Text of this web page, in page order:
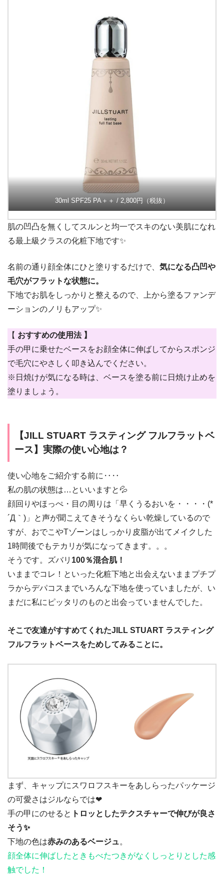
30ml SPF25 PA＋＋ / 2,800円（税抜）
肌の凹凸を無くしてスルンと均一でスキのない美肌になれ
る最上級クラスの化粧下地です✨
名前の通り顔全体にひと塗りするだけで、 気になる凸凹や
毛穴がフラットな状態に。
下地でお肌をしっかりと整えるので、上から塗るファンデ
ーションのノリもアップ✨
【 おすすめの使用法 】
手の甲に乗せたベースをお顔全体に伸ばしてからスポンジ
で毛穴にやさしく叩き込んでください。
※日焼けが気になる時は、ベースを塗る前に日焼け止めを
塗りましょう。
【JILL STUART ラスティング フルフラットベ
ース】実際の使い心地は？
使い心地をご紹介する前に‥‥
私の肌の状態は…といいますと💦
顔回りやほっぺ・目の周りは「早くうるおいを・・・・(*
´Д｀)」と声が聞こえてきそうなくらい乾燥しているので
すが、おでこやTゾーンはしっかり皮脂が出てメイクした
1時間後でもテカリが気になってきます。。。
そうです。ズバリ 100％混合肌！
いままでコレ！といった化粧下地と出会えないままプチプ
ラからデパコスまでいろんな下地を使っていましたが、い
まだに私にピッタリのものと出会っていませんでした。
そこで友達がすすめてくれたJILL STUART ラスティング
フルフラットベースをためしてみることに。
まず、キャップにスワロフスキーをあしらったパッケージ
の可愛さはジルならでは❤
手の甲にのせると トロッとしたテクスチャーで伸びが良さ
そう✨
下地の色は赤みのあるベージュ。
顔全体に伸ばしたときもべたつきがなくしっとりとした感
触でした！